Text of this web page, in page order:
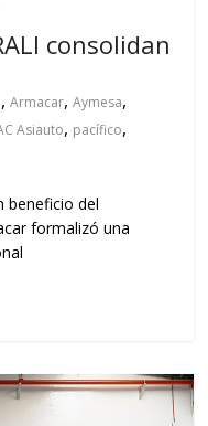
consolidan
,Armacar,Aymesa,
Asiauto, pacífico,
beneficio del
formalizó una